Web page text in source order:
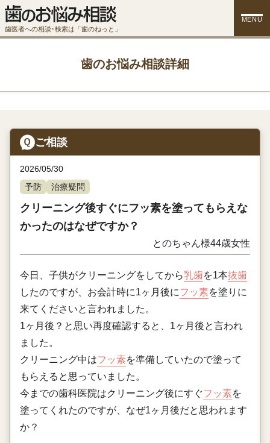
歯医者への相談･検索は「歯のねっと」
MENU
歯のお悩み相談詳細
ご相談
2026/05/30
予防
治療疑問
クリーニング後すぐにフッ素を塗ってもらえな
かったのはなぜですか？
とのちゃん様44歳女性
今日、子供がクリーニングをしてから乳歯を1本抜歯
したのですが、お会計時に1ヶ月後にフッ素を塗りに
来てくださいと言われました。
1ヶ月後？と思い再度確認すると、1ヶ月後と言われ
ました。
クリーニング中はフッ素を準備していたので塗って
もらえると思っていました。
今までの歯科医院はクリーニング後にすぐフッ素を
塗ってくれたのですが、なぜ1ヶ月後だと思われます
か？